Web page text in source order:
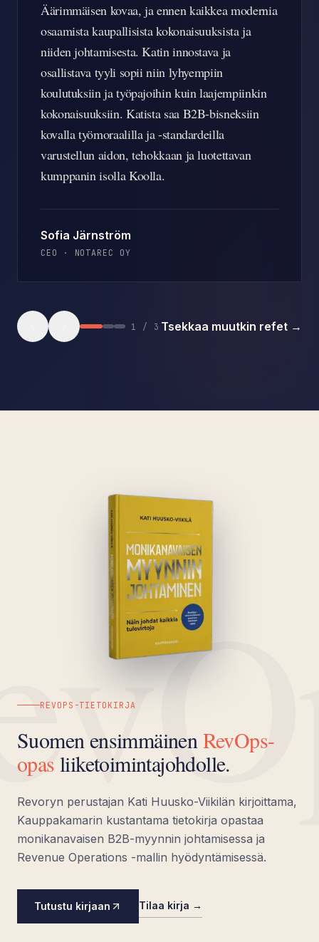
Äärimmäisen kovaa, ja ennen kaikkea modernia
osaamista kaupallisista kokonaisuuksista ja
niiden johtamisesta. Katin innostava ja
osallistava tyyli sopii niin lyhyempiin
koulutuksiin ja työpajoihin kuin laajempiinkin
kokonaisuuksiin. Katista saa B2B-bisneksiin
kovalla työmoraalilla ja -standardeilla
varustellun aidon, tehokkaan ja luotettavan
kumppanin isolla Koolla.
Sofia Järnström
CEO · NOTAREC OY
1 / 3 Tsekkaa muutkin refet →
REVOPS-TIETOKIRJA
Suomen ensimmäinen RevOps-
opas liiketoimintajohdolle.
Revoryn perustajan Kati Huusko-Viikilän kirjoittama,
Kauppakamarin kustantama tietokirja opastaa
monikanavaisen B2B-myynnin johtamisessa ja
Revenue Operations -mallin hyödyntämisessä.
Tutustu kirjaan Tilaa kirja →